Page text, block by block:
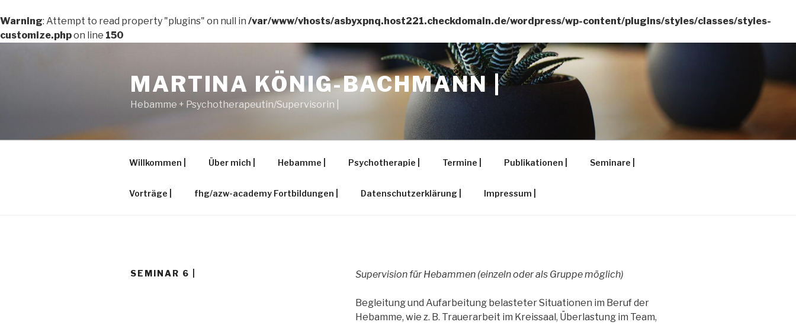
Warning: Attempt to read property "plugins" on null in /var/www/vhosts/asbyxpnq.host221.checkdomain.de/wordpress/wp-content/plugins/styles/classes/styles-
customize.phpon line 150
MARTINA KÖNIG-BACHMANN |
Hebamme + Psychotherapeutin/Supervisorin |
Willkommen | Über mich | Hebamme | Psychotherapie | Termine | Publikationen | Seminare |
Vorträge | fhg/azw-academy Fortbildungen | Datenschutzerklärung | Impressum |
SEMINAR 6 | Supervision für Hebammen (einzeln oder als Gruppe möglich)
Begleitung und Aufarbeitung belasteter Situationen im Beruf der
Hebamme, wie z. B. Trauerarbeit im Kreissaal, Überlastung im Team,